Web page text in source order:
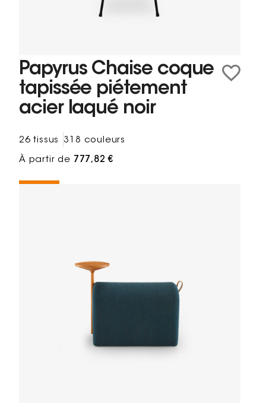
Papyrus Chaise coque
tapissée piétement
acier laqué noir
26 tissus 318 couleurs
À partir de 777,82 €